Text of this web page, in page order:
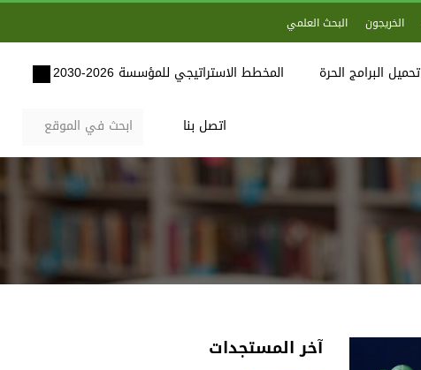
الخريجون البحث العلمي
تحميل البرامج الحرة المخطط الاستراتيجي للمؤسسة 2026-2030
اتصل بنا
آخر المستجدات